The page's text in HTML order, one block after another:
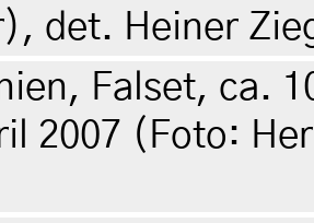
det. Heiner
Falset, ca.
2007 (Foto: